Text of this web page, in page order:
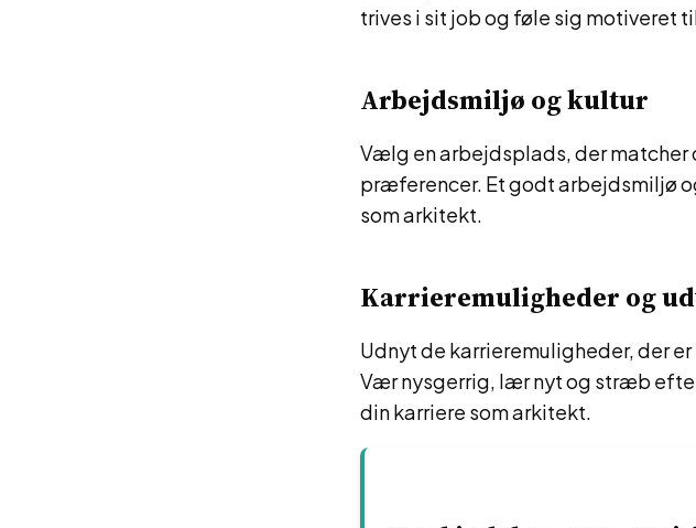
trives i sit job og føle sig motiveret
Arbejdsmiljø og kultur
Vælg en arbejdsplads, der
præferencer. Et godt arbejdsmiljø
som arkitekt.
Karrieremuligheder og
Udnyt de karrieremuligheder, der
Vær nysgerrig, lær nyt og stræb
din karriere som arkitekt.